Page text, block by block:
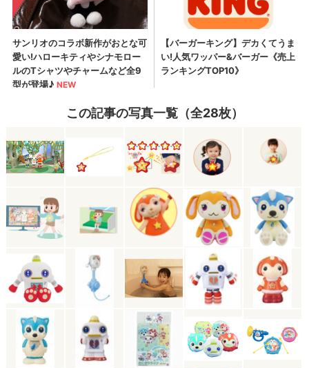
この記事の写真一覧（全28枚）